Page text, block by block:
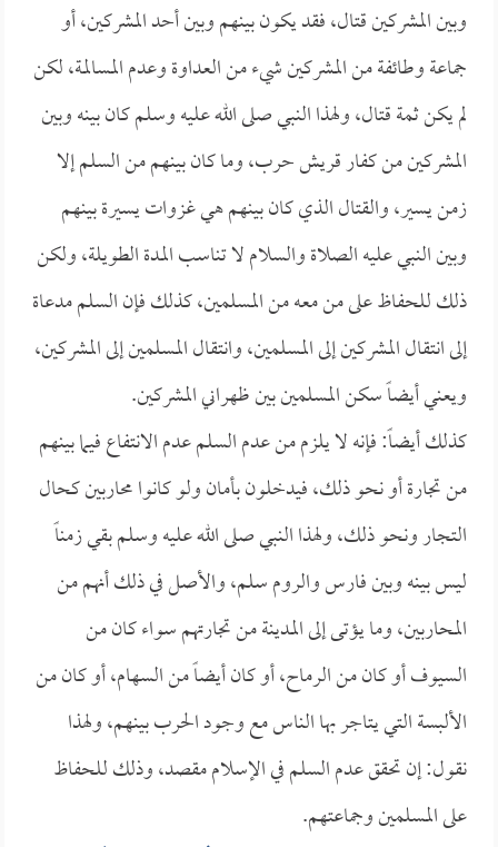
وبين المشركين قتال، فقد يكون بينهم وبين أحد المشركين، أو
جماعة وطائفة من المشركين شيء من العداوة وعدم المسالمة، لكن
لم يكن ثمة قتال، ولهذا النبي صلى الله عليه وسلم كان بينه وبين
المشركين من كفار قريش حرب، وما كان بينهم من السلم إلا
زمن يسير، والقتال الذي كان بينهم هي غزوات يسيرة بينهم
وبين النبي عليه الصلاة والسلام لا تناسب المدة الطويلة، ولكن
ذلك للحفاظ على من معه من المسلمين، كذلك فإن السلم مدعاة
إلى انتقال المشركين إلى المسلمين، وانتقال المسلمين إلى المشركين،
ويعني أيضاً سكن المسلمين بين ظهراني المشركين.
كذلك أيضاً: فإنه لا يلزم من عدم السلم عدم الانتفاع فيما بينهم
من تجارة أو نحو ذلك، فيدخلون بأمان ولو كانوا محاربين كحال
التجار ونحو ذلك، ولهذا النبي صلى الله عليه وسلم بقي زمناً
ليس بينه وبين فارس والروم سلم، والأصل في ذلك أنهم من
المحاربين، وما يؤتى إلى المدينة من تجارتهم سواء كان من
السيوف أو كان من الرماح، أو كان أيضاً من السهام، أو كان من
الألبسة التي يتاجر بها الناس مع وجود الحرب بينهم، ولهذا
نقول: إن تحقق عدم السلم في الإسلام مقصد، وذلك للحفاظ
على المسلمين وجماعتهم.